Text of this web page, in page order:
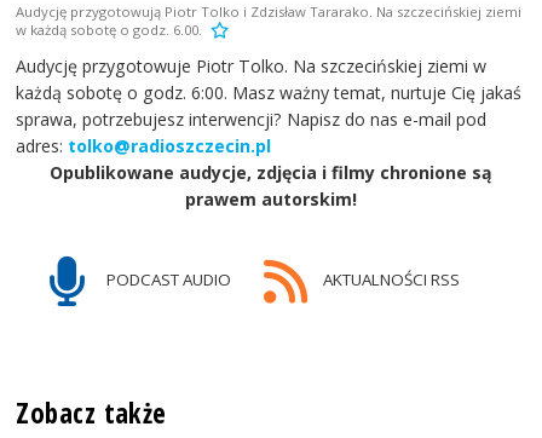
Audycję przygotowują Piotr Tolko i Zdzisław Tararako. Na szczecińskiej ziemi
w każdą sobotę o godz. 6.00.
Audycję przygotowuje Piotr Tolko. Na szczecińskiej ziemi w
każdą sobotę o godz. 6:00. Masz ważny temat, nurtuje Cię jakaś
sprawa, potrzebujesz interwencji? Napisz do nas e-mail pod
adres: tolko@radioszczecin.pl
Opublikowane audycje, zdjęcia i filmy chronione są
prawem autorskim!
PODCAST AUDIO AKTUALNOŚCI RSS
Zobacz także